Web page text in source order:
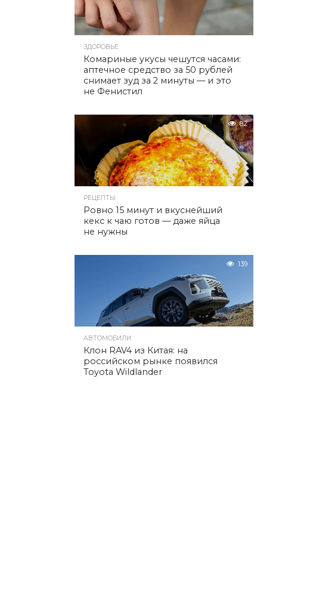
ЗДОРОВЬЕ
Комариные укусы чешутся часами:
аптечное средство за 50 рублей
снимает зуд за 2 минуты — и это
не Фенистил
82
РЕЦЕПТЫ
Ровно 15 минут и вкуснейший
кекс к чаю готов — даже яйца
не нужны
139
АВТОМОБИЛИ
Клон RAV4 из Китая: на
российском рынке появился
Toyota Wildlander